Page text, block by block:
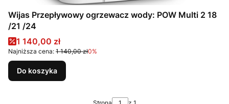
Wijas Przepływowy ogrzewacz wody: POW Multi 2 18
/21 /24
Cena promocyjna
1 140,00 zł
Najniższa cena: 1 140,00 zł0%
Do koszyka